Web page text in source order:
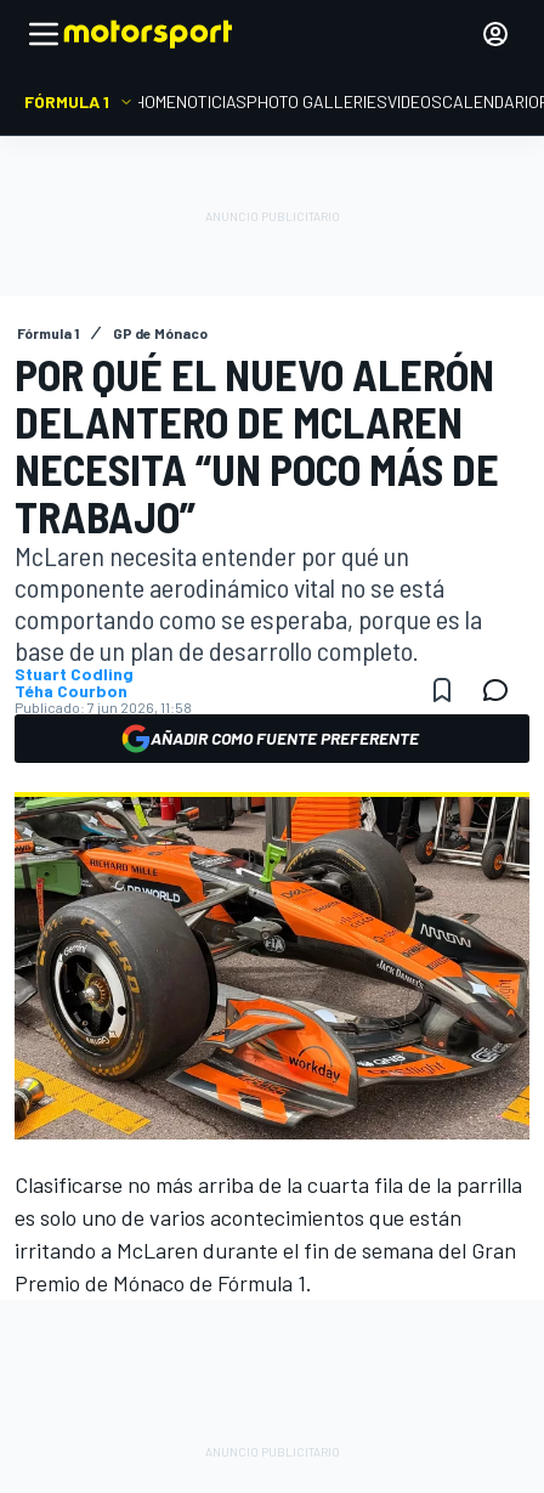
FÓRMULA 1 HOMENOTICIASPHOTO GALLERIESVIDEOSCALENDARIO
Fórmula 1 GP de Mónaco
POR QUÉ EL NUEVO ALERÓN
DELANTERO DE MCLAREN
NECESITA “UN POCO MÁS DE
TRABAJO”
McLaren necesita entender por qué un
componente aerodinámico vital no se está
comportando como se esperaba, porque es la
base de un plan de desarrollo completo.
Stuart Codling
Téha Courbon
Publicado: 7 jun 2026, 11:58
AÑADIR COMO FUENTE PREFERENTE
Clasificarse no más arriba de la cuarta fila de la parrilla
es solo uno de varios acontecimientos que están
irritando a McLaren durante el fin de semana del Gran
Premio de Mónaco de Fórmula 1.